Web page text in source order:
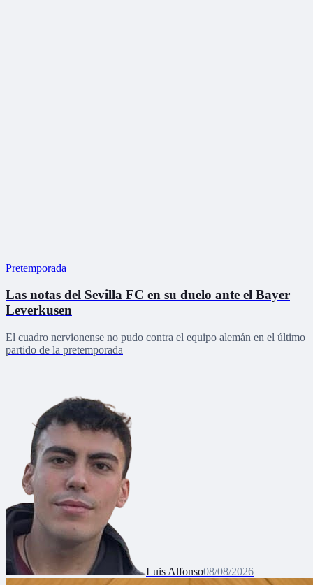
Pretemporada
Las notas del Sevilla FC en su duelo ante el Bayer
Leverkusen
El cuadro nervionense no pudo contra el equipo alemán en el último
partido de la pretemporada
Luis Alfonso08/08/2026